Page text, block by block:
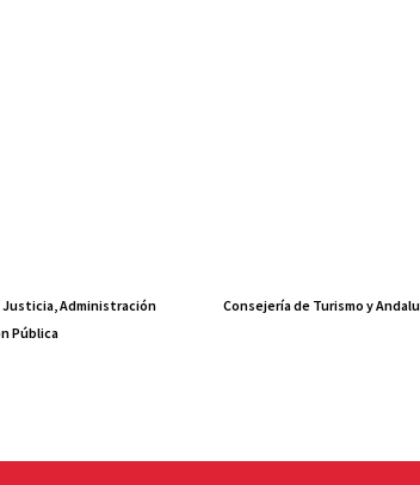
Justicia, Administración
Pública
Consejería de Turismo y